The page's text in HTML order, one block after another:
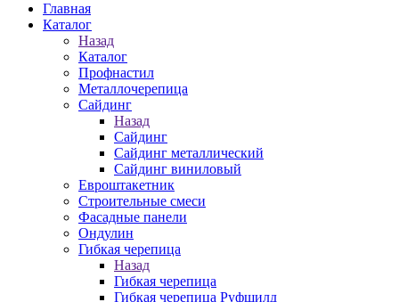
Главная
Каталог
Назад
Каталог
Профнастил
Металлочерепица
Сайдинг
Назад
Сайдинг
Сайдинг металлический
Сайдинг виниловый
Евроштакетник
Строительные смеси
Фасадные панели
Ондулин
Гибкая черепица
Назад
Гибкая черепица
Гибкая черепица Руфшилд